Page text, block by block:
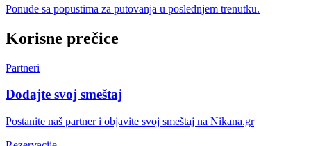
Ponude sa popustima za putovanja u poslednjem trenutku.
Korisne prečice
Partneri
Dodajte svoj smeštaj
Postanite naš partner i objavite svoj smeštaj na Nikana.gr